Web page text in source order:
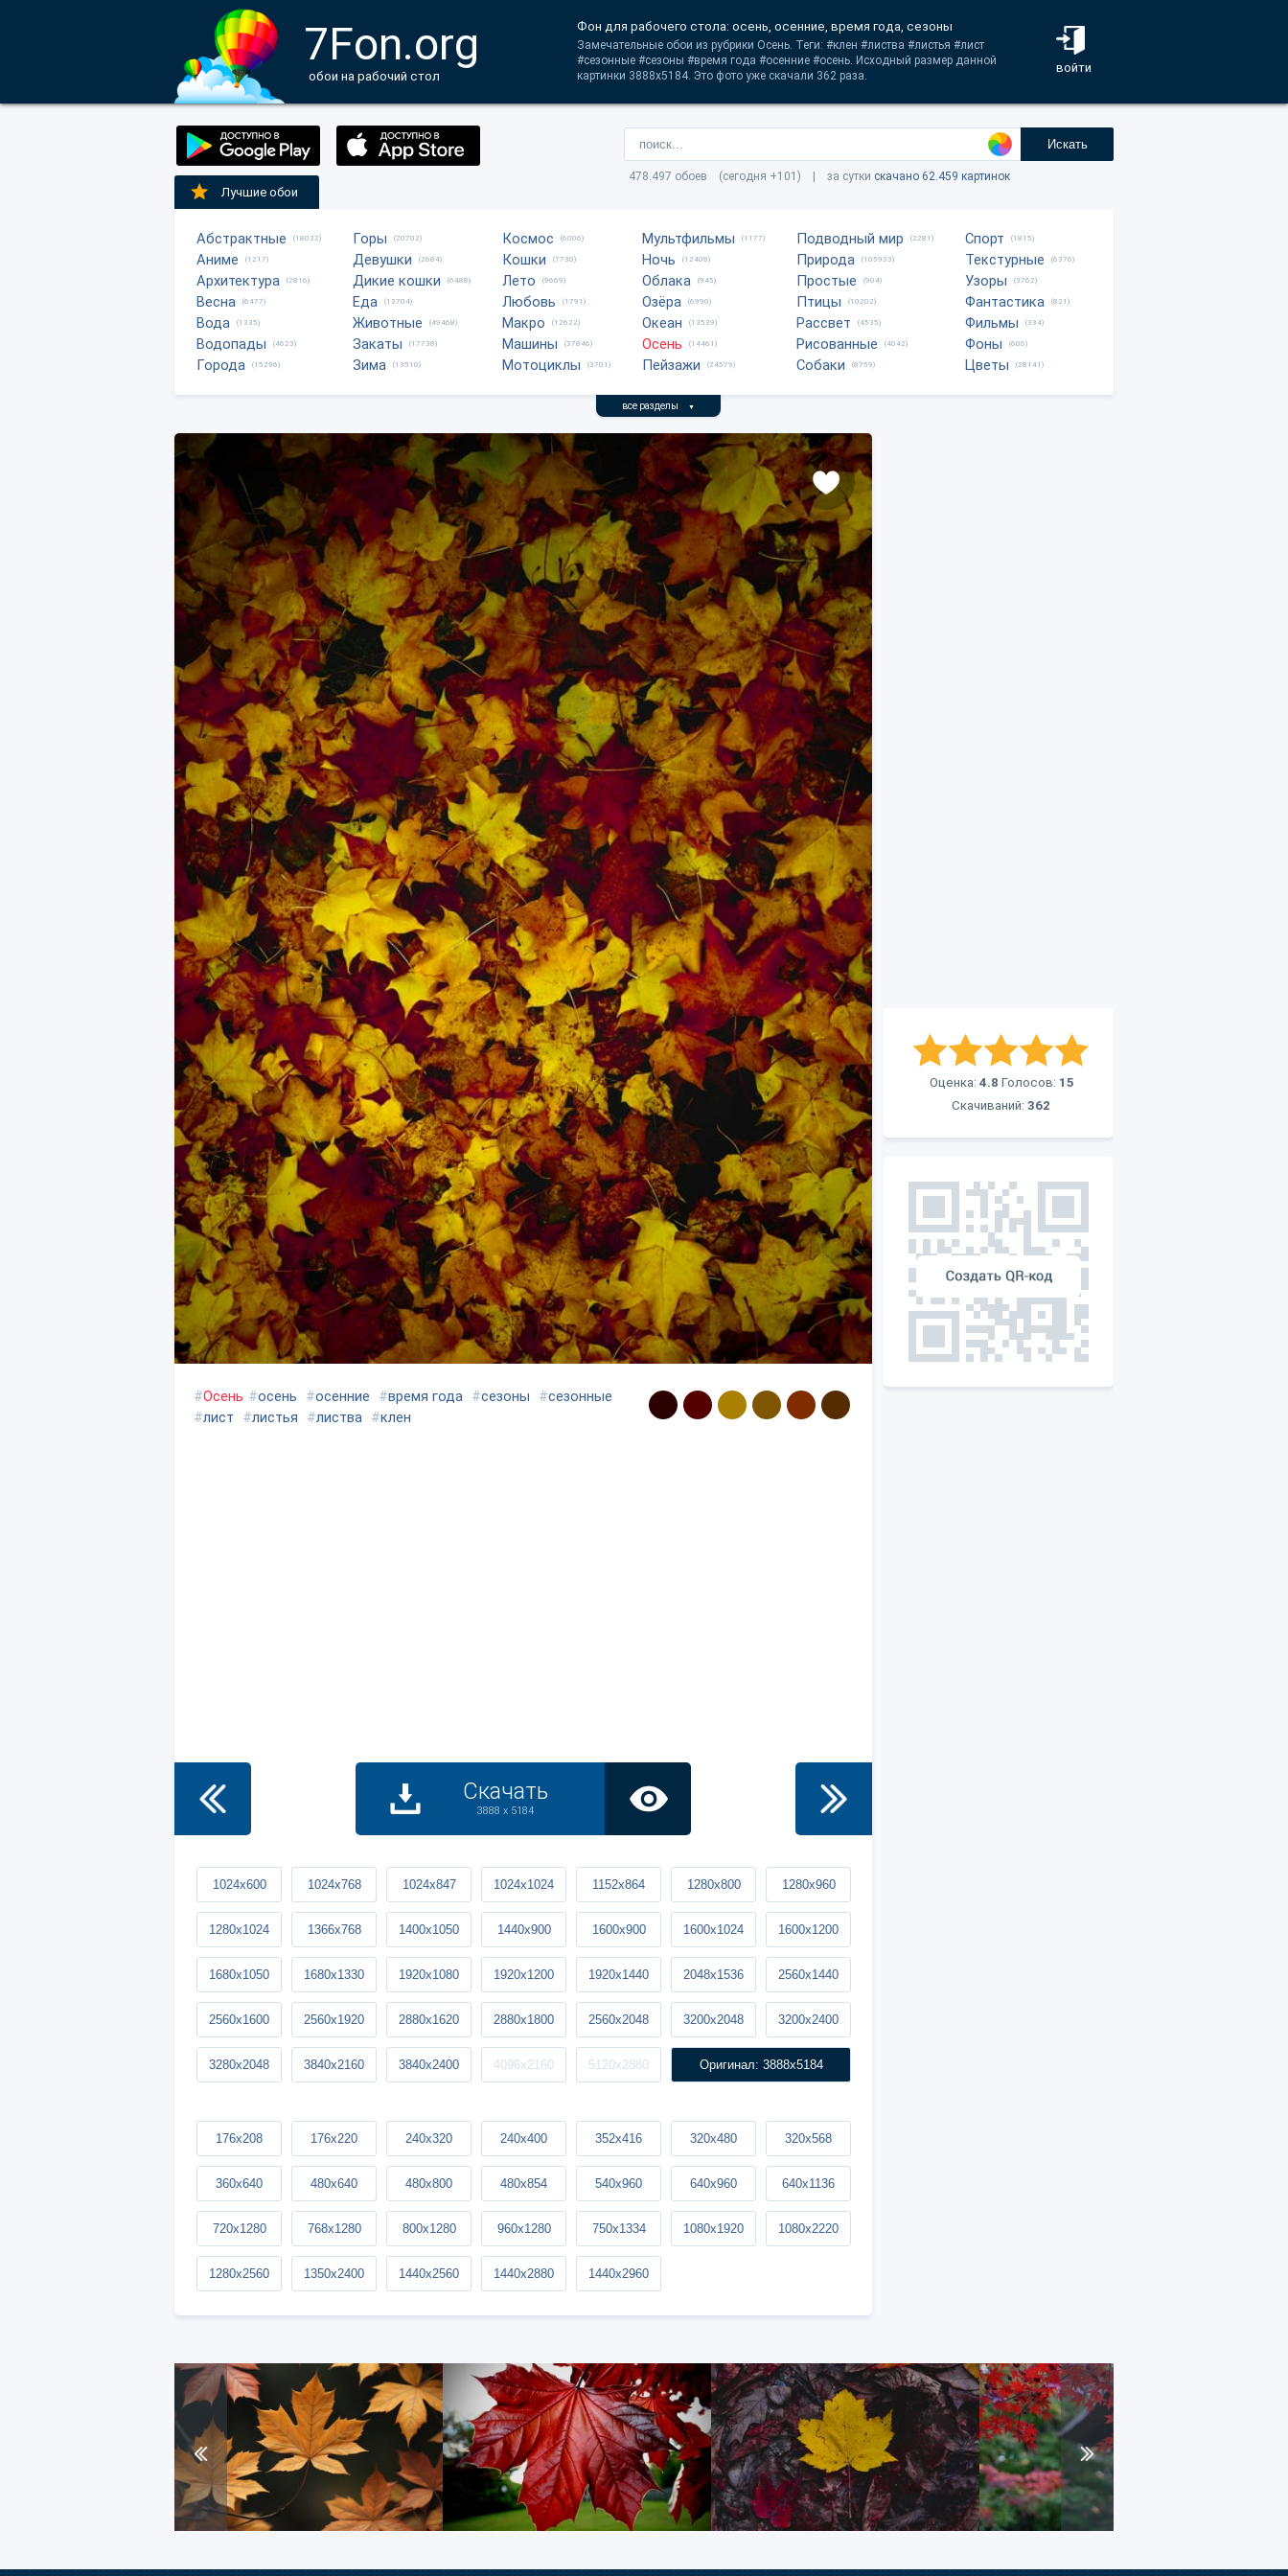
7Fon.org
обои на рабочий стол
войти
Фон для рабочего стола: осень, осенние, время года, сезоны
Замечательные обои из рубрики Осень. Теги: #клен #листва #листья #лист
#сезонные #сезоны #время года #осенние #осень. Исходный размер данной
картинки 3888x5184. Это фото уже скачали 362 раза.
Искать
478.497 обоев (сегодня +101) | за сутки скачано 62.459 картинок
Лучшие обои
Абстрактные (18032)
Аниме (1217)
Архитектура (2816)
Весна (6477)
Вода (1335)
Водопады (4623)
Города (15296)
Горы (20702)
Девушки (2684)
Дикие кошки (6488)
Еда (13704)
Животные (49468)
Закаты (17738)
Зима (13510)
Космос (6006)
Кошки (7730)
Лето (9669)
Любовь (1791)
Макро (12622)
Машины (37846)
Мотоциклы (3701)
Мультфильмы (1177)
Ночь (12408)
Облака (945)
Озёра (6990)
Океан (13539)
Осень (14461)
Пейзажи (24579)
Подводный мир (2281)
Природа (105933)
Простые (904)
Птицы (10202)
Рассвет (4535)
Рисованные (4042)
Собаки (8759)
Спорт (1815)
Текстурные (6376)
Узоры (3762)
Фантастика (821)
Фильмы (334)
Фоны (606)
Цветы (28141)
все разделы ▼
Оценка: 4.8 Голосов: 15
Скачиваний: 362
#Осень #осень #осенние #время года #сезоны #сезонные
#лист #листья #листва #клен
Скачать
3888 x 5184
1024x600 1024x768 1024x847 1024x1024 1152x864 1280x800 1280x960
1280x1024 1366x768 1400x1050 1440x900 1600x900 1600x1024 1600x1200
1680x1050 1680x1330 1920x1080 1920x1200 1920x1440 2048x1536 2560x1440
2560x1600 2560x1920 2880x1620 2880x1800 2560x2048 3200x2048 3200x2400
3280x2048 3840x2160 3840x2400 4096x2160 5120x2880 Оригинал: 3888x5184
176x208 176x220 240x320 240x400 352x416 320x480 320x568
360x640 480x640 480x800 480x854 540x960 640x960 640x1136
720x1280 768x1280 800x1280 960x1280 750x1334 1080x1920 1080x2220
1280x2560 1350x2400 1440x2560 1440x2880 1440x2960